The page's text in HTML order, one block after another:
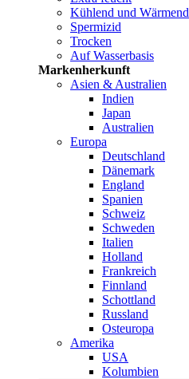
Kühlend und Wärmend
Spermizid
Trocken
Auf Wasserbasis
Markenherkunft
Asien & Australien
Indien
Japan
Australien
Europa
Deutschland
Dänemark
England
Spanien
Schweiz
Schweden
Italien
Holland
Frankreich
Finnland
Schottland
Russland
Osteuropa
Amerika
USA
Kolumbien